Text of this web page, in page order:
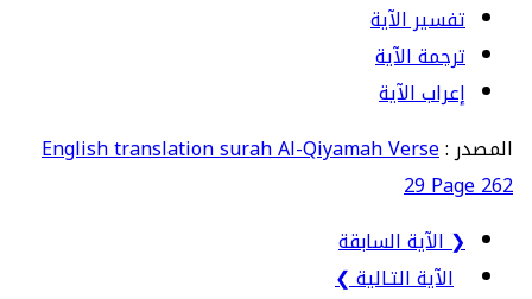
تفسير الآية
ترجمة الآية
إعراب الآية
المصدر :English translation surah Al-Qiyamah Verse
29 Page 262
❮ الآية السابقة
الآية التـالية ❯